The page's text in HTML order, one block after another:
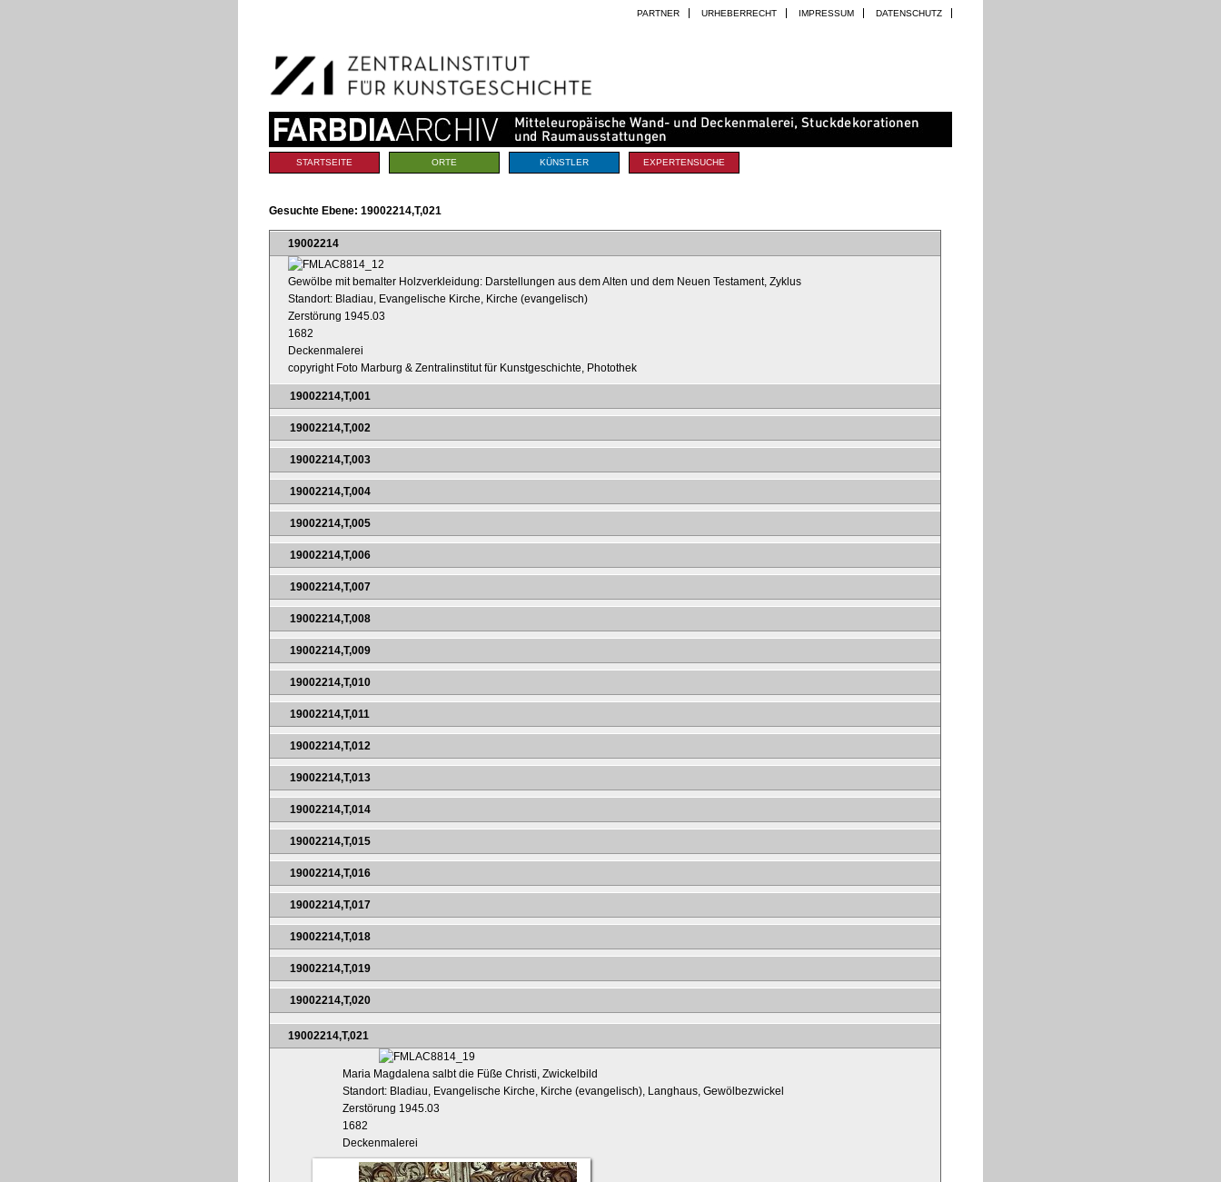
Navigation
PARTNER URHEBERRECHT IMPRESSUM DATENSCHUTZ
Sektionen
STARTSEITE ORTE KÜNSTLER EXPERTENSUCHE
Gesuchte Ebene: 19002214,T,021
19002214
Gewölbe mit bemalter Holzverkleidung: Darstellungen aus dem Alten und dem Neuen Testament, Zyklus
Standort: Bladiau, Evangelische Kirche, Kirche (evangelisch)
Zerstörung 1945.03
1682
Deckenmalerei
copyright Foto Marburg & Zentralinstitut für Kunstgeschichte, Photothek
19002214,T,001
19002214,T,002
19002214,T,003
19002214,T,004
19002214,T,005
19002214,T,006
19002214,T,007
19002214,T,008
19002214,T,009
19002214,T,010
19002214,T,011
19002214,T,012
19002214,T,013
19002214,T,014
19002214,T,015
19002214,T,016
19002214,T,017
19002214,T,018
19002214,T,019
19002214,T,020
19002214,T,021
Maria Magdalena salbt die Füße Christi, Zwickelbild
Standort: Bladiau, Evangelische Kirche, Kirche (evangelisch), Langhaus, Gewölbezwickel
Zerstörung 1945.03
1682
Deckenmalerei